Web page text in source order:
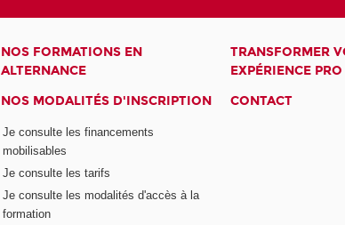
NOS FORMATIONS EN
ALTERNANCE
TRANSFORMER
EXPÉRIENCE
NOS MODALITÉS D'INSCRIPTION
Je consulte les financements
mobilisables
Je consulte les tarifs
Je consulte les modalités d'accès à la
formation
CONTACT